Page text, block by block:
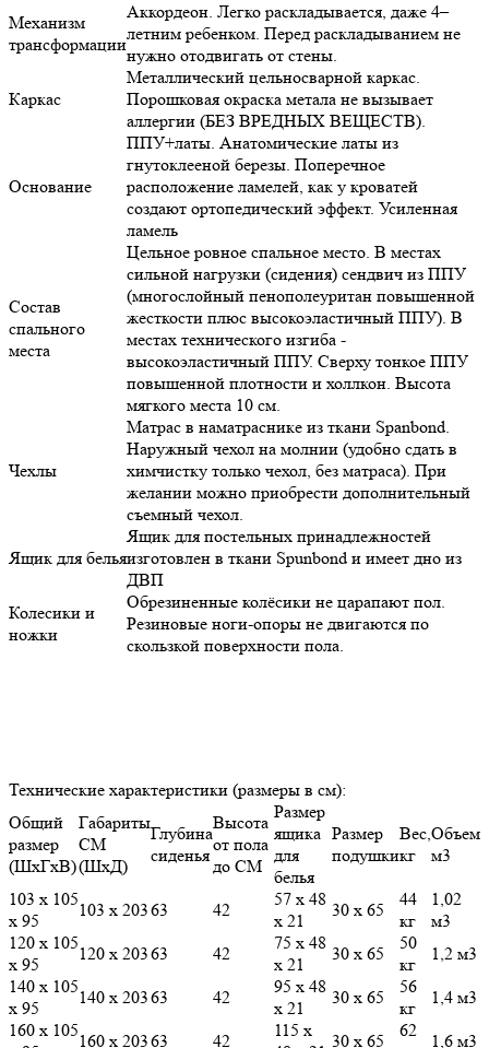
Механизм
трансформации
Аккордеон. Легко раскладывается, даже 4–
летним ребенком. Перед раскладыванием не
нужно отодвигать от стены.
Каркас
Металлический цельносварной каркас.
Порошковая окраска метала не вызывает
аллергии (БЕЗ ВРЕДНЫХ ВЕЩЕСТВ).
Основание
ППУ+латы. Анатомические латы из
гнутоклееной березы. Поперечное
расположение ламелей, как у кроватей
создают ортопедический эффект. Усиленная
ламель
Состав
спального
места
Цельное ровное спальное место. В местах
сильной нагрузки (сидения) сендвич из ППУ
(многослойный пенополеуритан повышенной
жесткости плюс высокоэластичный ППУ). В
местах технического изгиба -
высокоэластичный ППУ. Сверху тонкое ППУ
повышенной плотности и холлкон. Высота
мягкого места 10 см.
Чехлы
Матрас в наматраснике из ткани Spanbond.
Наружный чехол на молнии (удобно сдать в
химчистку только чехол, без матраса). При
желании можно приобрести дополнительный
съемный чехол.
Ящик для белья
Ящик для постельных принадлежностей
изготовлен в ткани Spunbond и имеет дно из
ДВП
Колесики и
ножки
Обрезиненные колёсики не царапают пол.
Резиновые ноги-опоры не двигаются по
скользкой поверхности пола.
Технические характеристики (размеры в см):
Общий
размер
(ШхГхВ)
Габариты
СМ
(ШхД)
Глубина
сиденья
Высота
от пола
до СМ
Размер
ящика
для
белья
Размер
подушки
Вес,
кг
Объем
м3
103 х 105
х 95
103 х 20363 42
57 х 48
х 21
30 х 65
44
кг
1,02
м3
120 х 105
х 95
120 х 20363 42
75 х 48
х 21
30 х 65
50
кг
1,2 м3
140 х 105
х 95
140 х 20363 42
95 х 48
х 21
30 х 65
56
кг
1,4 м3
160 х 105
160 х 20363 42
115 х
30 х 65
62
1,6 м3